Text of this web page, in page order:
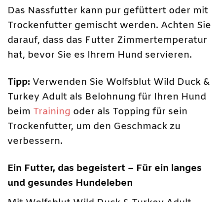
Das Nassfutter kann pur gefüttert oder mit
Trockenfutter gemischt werden. Achten Sie
darauf, dass das Futter Zimmertemperatur
hat, bevor Sie es Ihrem Hund servieren.
Tipp: Verwenden Sie Wolfsblut Wild Duck &
Turkey Adult als Belohnung für Ihren Hund
beim Training oder als Topping für sein
Trockenfutter, um den Geschmack zu
verbessern.
Ein Futter, das begeistert – Für ein langes
und gesundes Hundeleben